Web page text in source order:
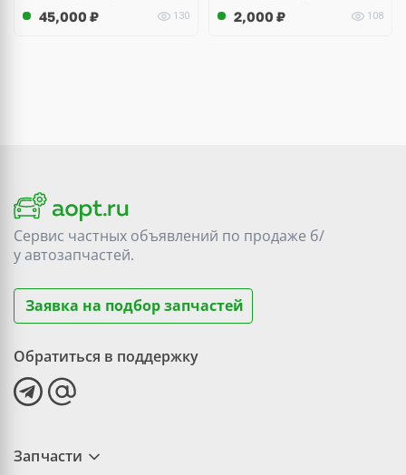
45,000 ₽ 130 2,000 ₽ 108
Сервис частных объявлений по продаже б/
уавтозапчастей.
Заявка на подбор запчастей
Обратиться в поддержку
Запчасти